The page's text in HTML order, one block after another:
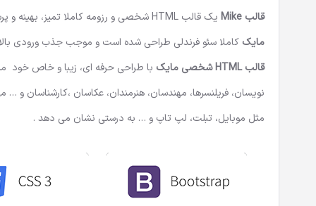
قالب Mike
یک قالب HTML شخصی و رزومه کاملا تمیز،
مایک کاملا سئو فرندلی طراحی شده است و موجب جذب ورودی
قالب HTML
شخصی مایک با طراحی حرفه ای، زیبا و خاص خود
نویسان، فریلنسرها، مهندسان، هنرمندان، عکاسان ،کارشناسان
مثل موبایل، تبلت، لپ تاپ و … به درستی نشان می دهد .